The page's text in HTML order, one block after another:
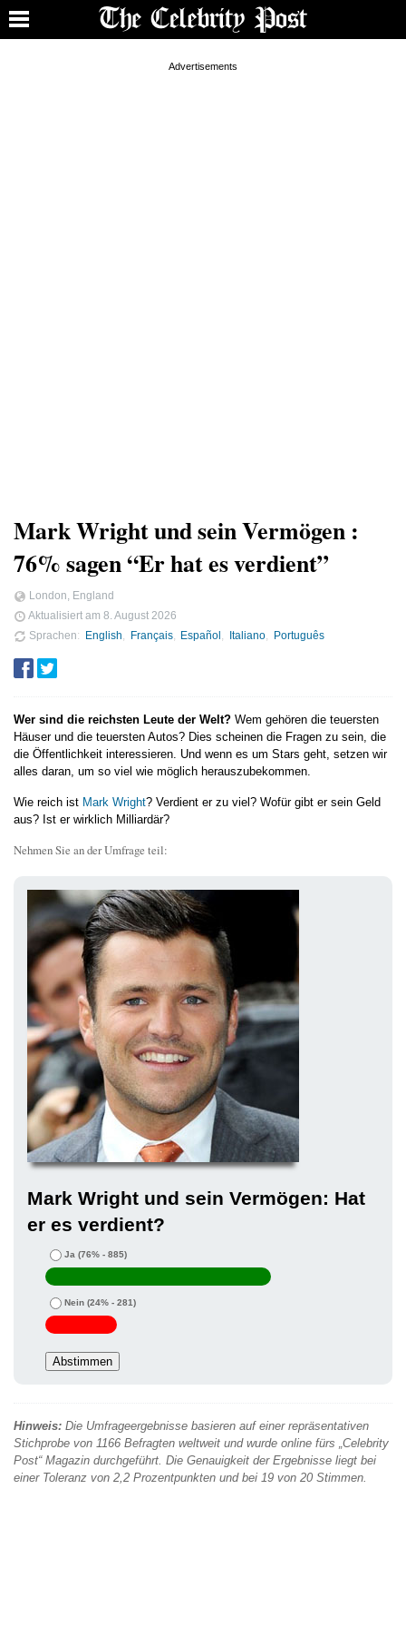
Mark Wright und sein Vermögen :
76% sagen “Er hat es verdient”
London, England
Aktualisiert am 8. August 2026
Sprachen
English Français Español Italiano Português
Wer sind die reichsten Leute der Welt? Wem gehören die teuersten
Häuser und die teuersten Autos? Dies scheinen die Fragen zu sein, die
die Öffentlichkeit interessieren. Und wenn es um Stars geht, setzen wir
alles daran, um so viel wie möglich herauszubekommen.
Wie reich ist Mark Wright? Verdient er zu viel? Wofür gibt er sein Geld
aus? Ist er wirklich Milliardär?
Nehmen Sie an der Umfrage teil:
Mark Wright und sein Vermögen: Hat
er es verdient?
Ja (76% - 885)
Nein (24% - 281)
Hinweis: Die Umfrageergebnisse basieren auf einer repräsentativen
Stichprobe von 1166 Befragten weltweit und wurde online fürs „Celebrity
Post“ Magazin durchgeführt. Die Genauigkeit der Ergebnisse liegt bei
einer Toleranz von 2,2 Prozentpunkten und bei 19 von 20 Stimmen.